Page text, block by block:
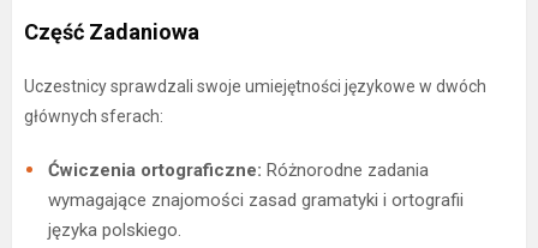
​Część Zadaniowa
​Uczestnicy sprawdzali swoje umiejętności językowe w dwóch
głównych sferach:
Ćwiczenia ortograficzne: Różnorodne zadania
wymagające znajomości zasad gramatyki i ortografii
języka polskiego.